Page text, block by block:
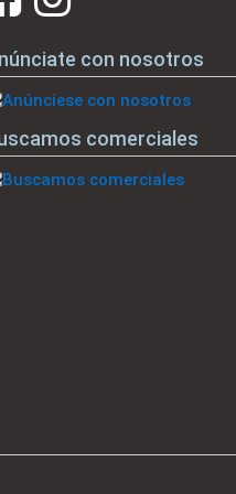
con nosotros
comerciales